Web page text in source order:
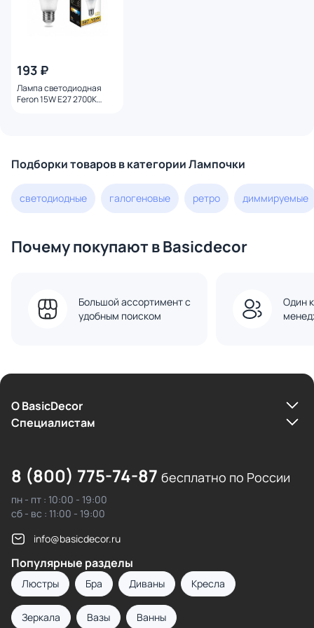
193 ₽
Лампа светодиодная
Feron 15W E27 2700K
Подборки товаров в категории Лампочки
светодиодные галогеновые ретро диммируемые
Почему покупают в Basicdecor
Большой ассортимент с
удобным поиском
Один
О BasicDecor
Cпециалистам
8 (800) 775-74-87 бесплатно по России
пн - пт : 10:00 - 19:00
сб - вс : 11:00 - 19:00
info@basicdecor.ru
Популярные разделы
Люстры Бра Диваны Кресла
Зеркала Вазы Ванны